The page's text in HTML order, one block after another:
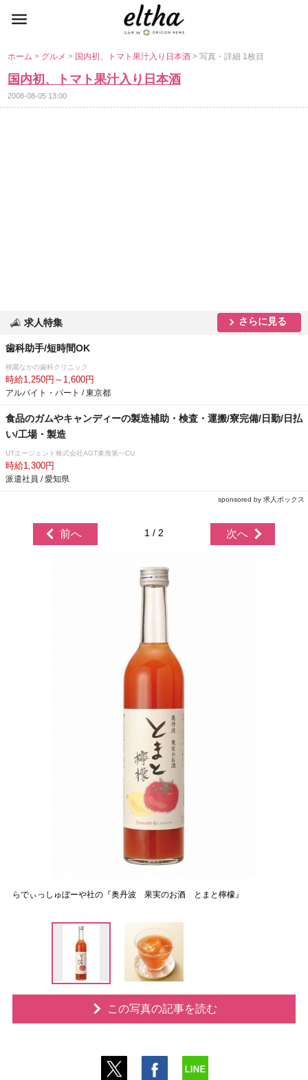
ホーム> グルメ> 国内初、トマト果汁入り日本酒> 写真・詳細 1枚目
国内初、トマト果汁入り日本酒
2008-08-05 13:00
求人特集 さらに見る
歯科助手/短時間OK
桃園なかの歯科クリニック
時給1,250円～1,600円
アルバイト・パート / 東京都
食品のガムやキャンディーの製造補助・検査・運搬/寮完備/日勤/日払
い/工場・製造
UTエージェント株式会社AGT東海第一CU
時給1,300円
派遣社員 / 愛知県
sponsored by 求人ボックス
前へ 1 / 2 次へ
らでぃっしゅぼーや社の『奥丹波 果実のお酒 とまと檸檬』
この写真の記事を読む